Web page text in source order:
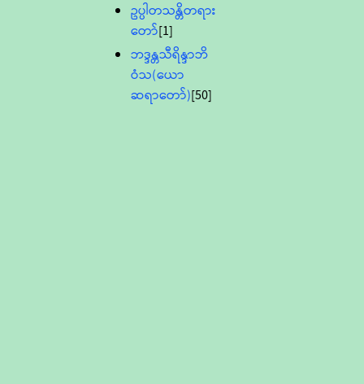
ဥပ္ပါတသန္တိတရား
တော်[1]
ဘဒ္ဒန္တသီရိန္ဒာဘိ
ဝံသ(ယော
ဆရာတော်)[50]